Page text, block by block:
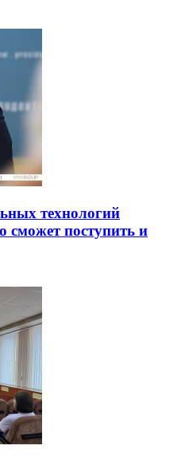
технологий
сможет поступить и